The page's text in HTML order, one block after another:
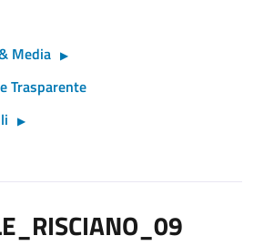
Media
Trasparente